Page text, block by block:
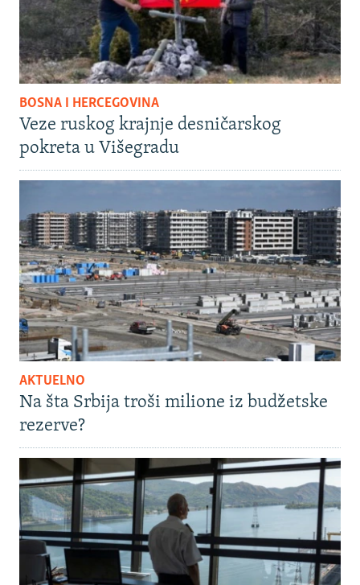
BOSNA I HERCEGOVINA
Veze ruskog krajnje desničarskog
pokreta u Višegradu
AKTUELNO
Na šta Srbija troši milione iz budžetske
rezerve?